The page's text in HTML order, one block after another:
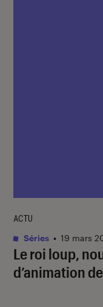
Le roi loup,
d’animation
ACTU
Séries • 19 mars